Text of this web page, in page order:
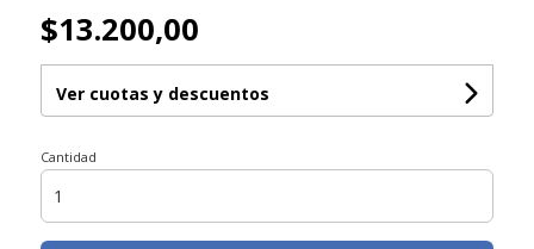
$13.200,00
Ver cuotas y descuentos
Cantidad